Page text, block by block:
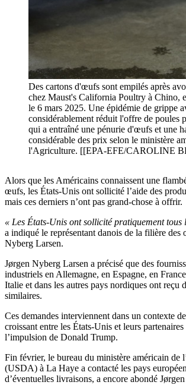
Des cartons d'œufs sont empilés après
chez Maust's California Poultry à Chino,
le 6 mars 2025. Une épidémie de grippe
considérablement réduit l'offre de poules
qui a entraîné une pénurie d'œufs et une
considérable des prix selon le ministère
l'Agriculture. [[EPA-EFE/CAROLINE
Alors que les Américains connaissent une
œufs, les États-Unis ont sollicité l’aide des
mais ces derniers n’ont pas grand-chose à offrir.
« Les États-Unis ont sollicité pratiquement tous
a indiqué le représentant danois de la filière des
Nyberg Larsen.
Jørgen Nyberg Larsen a précisé que des
industriels en Allemagne, en Espagne, en
Italie et dans les autres pays nordiques ont reçu
similaires.
Ces demandes interviennent dans un contexte de
croissant entre les États-Unis et leurs partenaires
l’impulsion de Donald Trump.
Fin février, le bureau du ministère américain de
(USDA) à La Haye a contacté les pays
d’éventuelles livraisons, a encore abondé